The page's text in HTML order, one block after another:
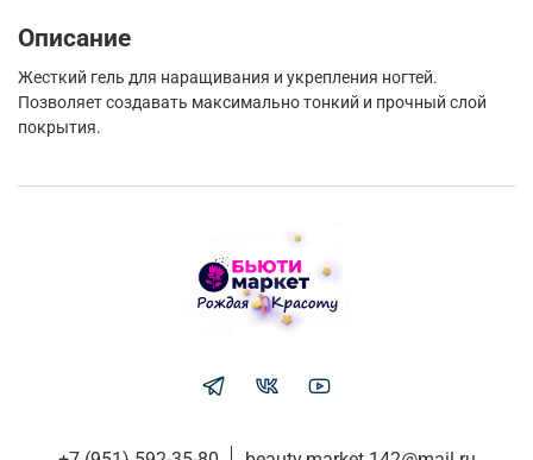
Описание
Жесткий гель для наращивания и укрепления ногтей.
Позволяет создавать максимально тонкий и прочный слой
покрытия.